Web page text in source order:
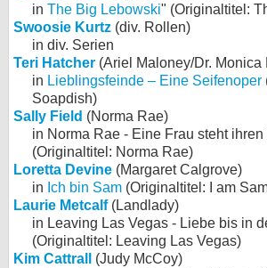
in The Big Lebowski" (Originaltitel:
Swoosie Kurtz (div. Rollen)
in div. Serien
Teri Hatcher (Ariel Maloney/Dr. Monica
in Lieblingsfeinde – Eine Seifenoper
Soapdish)
Sally Field (Norma Rae)
in Norma Rae - Eine Frau steht ihren
(Originaltitel: Norma Rae)
Loretta Devine (Margaret Calgrove)
in Ich bin Sam (Originaltitel: I am
Laurie Metcalf(Landlady)
in Leaving Las Vegas - Liebe bis in
(Originaltitel: Leaving Las Vegas)
Kim Cattrall
(Judy McCoy)